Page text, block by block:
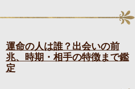
運命の人は誰？出会いの前
兆、時期・相手の特徴まで鑑
定